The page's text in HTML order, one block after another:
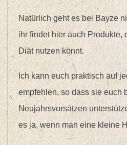
Natürlich geht es bei Bayze
ihr findet hier auch Produkte,
Diät nutzen könnt.
Ich kann euch praktisch auf
empfehlen, so dass sie euch
Neujahrsvorsätzen
es ja, wenn man eine kleine